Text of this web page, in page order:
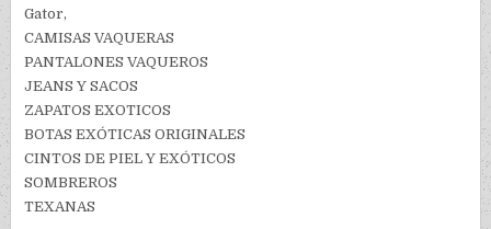
Gator,
CAMISAS VAQUERAS
PANTALONES VAQUEROS
JEANS Y SACOS
ZAPATOS EXOTICOS
BOTAS EXÓTICAS ORIGINALES
CINTOS DE PIEL Y EXÓTICOS
SOMBREROS
TEXANAS